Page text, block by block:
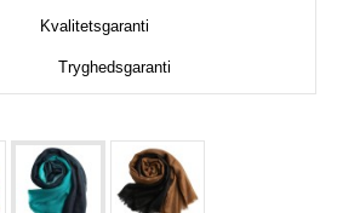
Kvalitetsgaranti
Tryghedsgaranti